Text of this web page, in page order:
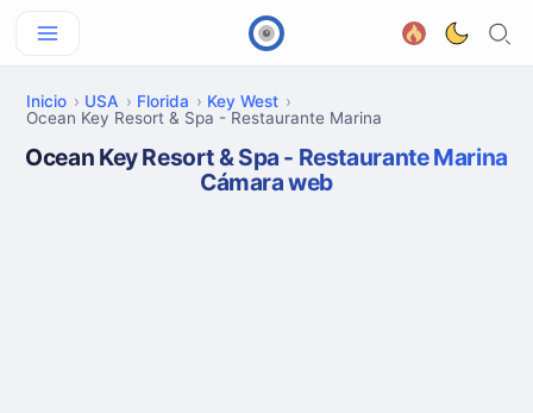
Inicio USA Florida
Key West
Ocean Key Resort & Spa - Restaurante Marina
Ocean Key Resort & Spa - Restaurante Marina
Cámara web